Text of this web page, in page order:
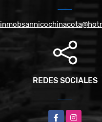
REDES SOCIALES
FacebookInstagram